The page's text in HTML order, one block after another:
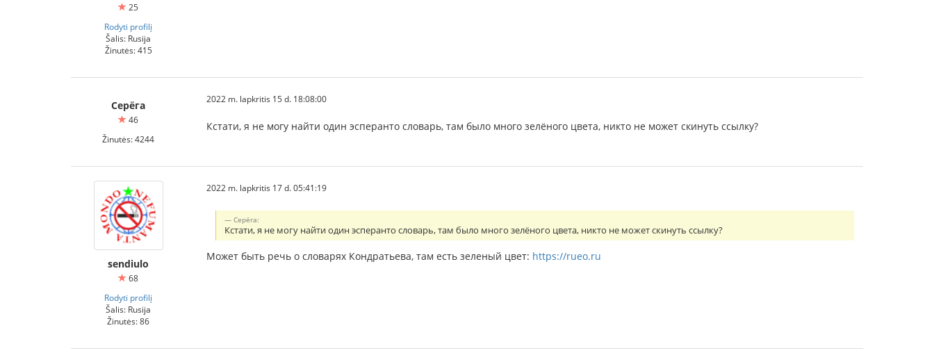
25
Rodyti profilį
Šalis: Rusija
Žinutės: 415
Серёга
46
Žinutės: 4244
2022 m. lapkritis 15 d. 18:08:00
Кстати, я не могу найти один эсперанто словарь, там было много зелёного цвета, никто не может скинуть ссылку?
sendiulo
68
Rodyti profilį
Šalis: Rusija
Žinutės: 86
2022 m. lapkritis 17 d. 05:41:19
Серёга:
Кстати, я не могу найти один эсперанто словарь, там было много зелёного цвета, никто не может скинуть ссылку?
Может быть речь о словарях Кондратьева, там есть зеленый цвет: https://rueo.ru